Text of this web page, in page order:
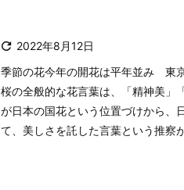
 2022年8月12日
季節の花今年の開花は平年並み 東
桜の全般的な花言葉は、「精神美」
が日本の国花という位置づけから、
て、美しさを託した言葉という推察